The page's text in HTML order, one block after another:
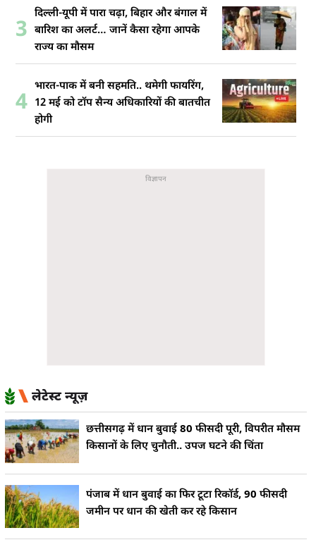
3
दिल्ली-यूपी में पारा चढ़ा, बिहार और बंगाल में
बारिश का अलर्ट… जानें कैसा रहेगा आपके
राज्य का मौसम
4
भारत-पाक में बनी सहमति.. थमेगी फायरिंग,
12 मई को टॉप सैन्य अधिकारियों की बातचीत
होगी
लेटेस्ट न्यूज़
छत्तीसगढ़ में धान बुवाई 80 फीसदी पूरी, विपरीत मौसम
किसानों के लिए चुनौती.. उपज घटने की चिंता
पंजाब में धान बुवाई का फिर टूटा रिकॉर्ड, 90 फीसदी
जमीन पर धान की खेती कर रहे किसान